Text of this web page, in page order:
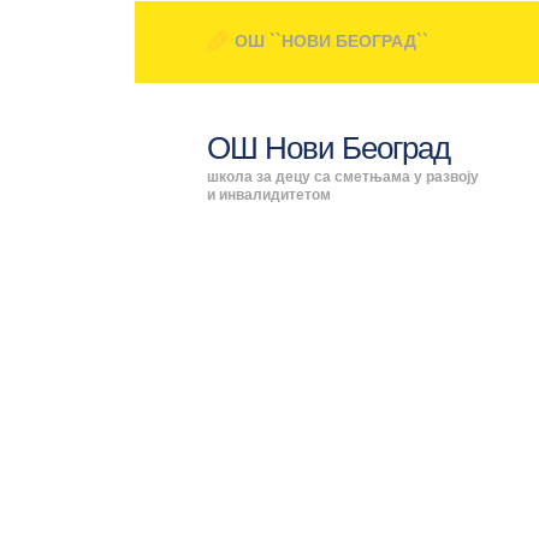
ОШ ``НОВИ БЕОГРАД``
ОШ Нови Београд
школа за децу са сметњама у развоју
и инвалидитетом